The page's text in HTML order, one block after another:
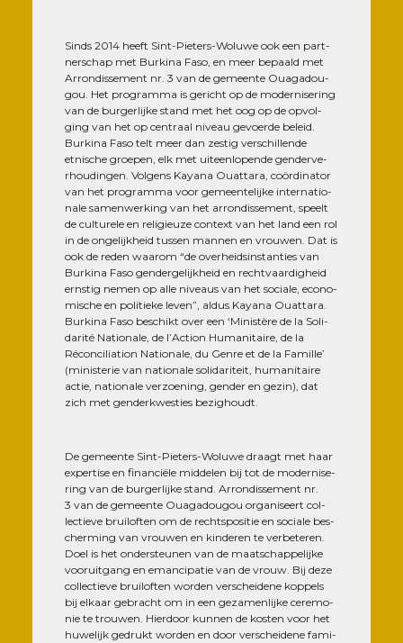
Sinds 2014 heeft Sint-Pie­ters-Woluwe ook een part­
ner­schap met Bur­ki­na Faso, en meer bepaald met
Arron­dis­se­ment nr. 3 van de gemeente Oua­ga­dou­
gou. Het pro­gram­ma is gericht op de moder­ni­se­ring
van de bur­ger­lijke stand met het oog op de opvol­
ging van het op cen­traal niveau gevoerde beleid.
Bur­ki­na Faso telt meer dan zes­tig ver­schil­lende
etnische groe­pen, elk met uiteen­lo­pende gen­der­ve­
rhou­din­gen. Vol­gens Kaya­na Ouat­ta­ra, coör­di­na­tor
van het pro­gram­ma voor gemeen­te­lijke inter­na­tio­
nale samen­wer­king van het arron­dis­se­ment, speelt
de cultu­rele en reli­gieuze context van het land een rol
in de onge­lij­kheid tus­sen man­nen en vrou­wen. Dat is
ook de reden waa­rom “de ove­rheid­sins­tan­ties van
Bur­ki­na Faso gen­der­ge­lij­kheid en recht­vaar­di­gheid
erns­tig nemen op alle niveaus van het sociale, eco­no­
mische en poli­tieke leven”, aldus Kaya­na Ouat­ta­ra.
Bur­ki­na Faso bes­chikt over een ‘Minis­tère de la Soli­
da­ri­té Natio­nale, de l’Ac­tion Huma­ni­taire, de la
Récon­ci­lia­tion Natio­nale, du Genre et de la Famille’
(minis­te­rie van natio­nale soli­da­ri­teit, huma­ni­taire
actie, natio­nale ver­zoe­ning, gen­der en gezin), dat
zich met gen­derk­wes­ties bezighoudt.
De gemeente Sint-Pie­ters-Woluwe draagt met haar
exper­tise en finan­ciële mid­de­len bij tot de moder­ni­se­
ring van de bur­ger­lijke stand. Arron­dis­se­ment nr.
3 van de gemeente Oua­ga­dou­gou orga­ni­seert col­
lec­tieve brui­lof­ten om de rechts­po­si­tie en sociale bes­
cher­ming van vrou­wen en kin­de­ren te ver­be­te­ren.
Doel is het onders­teu­nen van de maat­schap­pe­lijke
voo­ruit­gang en eman­ci­pa­tie van de vrouw. Bij deze
col­lec­tieve brui­lof­ten wor­den ver­schei­dene kop­pels
bij elkaar gebracht om in een geza­men­lijke cere­mo­
nie te trou­wen. Hier­door kun­nen de kos­ten voor het
huwe­lijk gedrukt wor­den en door ver­schei­dene fami­